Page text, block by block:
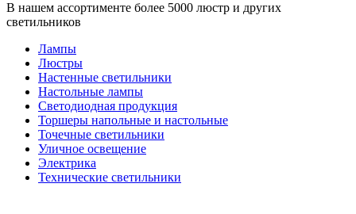
В нашем ассортименте более 5000 люстр и других
светильников
Лампы
Люстры
Настенные светильники
Настольные лампы
Светодиодная продукция
Торшеры напольные и настольные
Точечные светильники
Уличное освещение
Электрика
Технические светильники